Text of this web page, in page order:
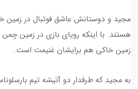
مجید و دوستانش عاشق فوتبال در زمین
هستند. با اینکه رویای بازی در زمین چمن
زمین خاکی هم برایشان غنیمت است.
به مجید که طرفدار دو آتیشه تیم